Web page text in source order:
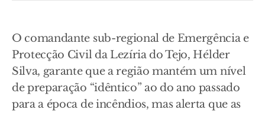
O comandante sub-regional de Emergência e
Protecção Civil da Lezíria do Tejo, Hélder
Silva, garante que a região mantém um nível
de preparação “idêntico” ao do ano passado
para a época de incêndios, mas alerta que as